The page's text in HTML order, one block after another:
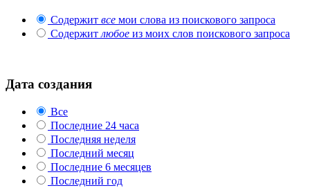
Содержит все мои слова из поискового запроса
Содержит любое из моих слов поискового запроса
Дата создания
Все
Последние 24 часа
Последняя неделя
Последний месяц
Последние 6 месяцев
Последний год